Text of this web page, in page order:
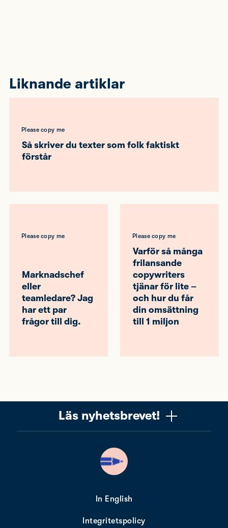
Liknande artiklar
Please copy me
Så skriver du texter som folk faktiskt
förstår
Please copy me
Marknadschef
eller
teamledare? Jag
har ett par
frågor till dig.
Please copy me
Varför så många
frilansande
copywriters
tjänar för lite –
och hur du får
din omsättning
till 1 miljon
Läs nyhetsbrevet!
Ta chansen! Det är jag (Mattias) som skriver det, och
när du läser får du knep, verktyg och tankar som gör
copy me är alldeles gratis. Nära 10 000 får det redan.
In English
Integritetspolicy